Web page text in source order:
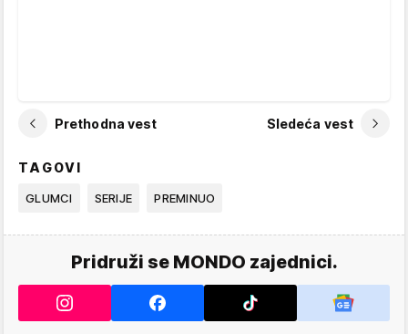
Prethodna vest Sledeća vest
TAGOVI
GLUMCI SERIJE PREMINUO
Pridruži se MONDO zajednici.